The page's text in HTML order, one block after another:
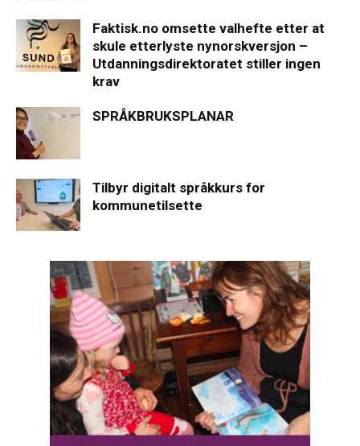
Faktisk.no omsette valhefte etter at
skule etterlyste nynorskversjon –
Utdanningsdirektoratet stiller ingen
krav
SPRÅKBRUKSPLANAR
Tilbyr digitalt språkkurs for
kommunetilsette